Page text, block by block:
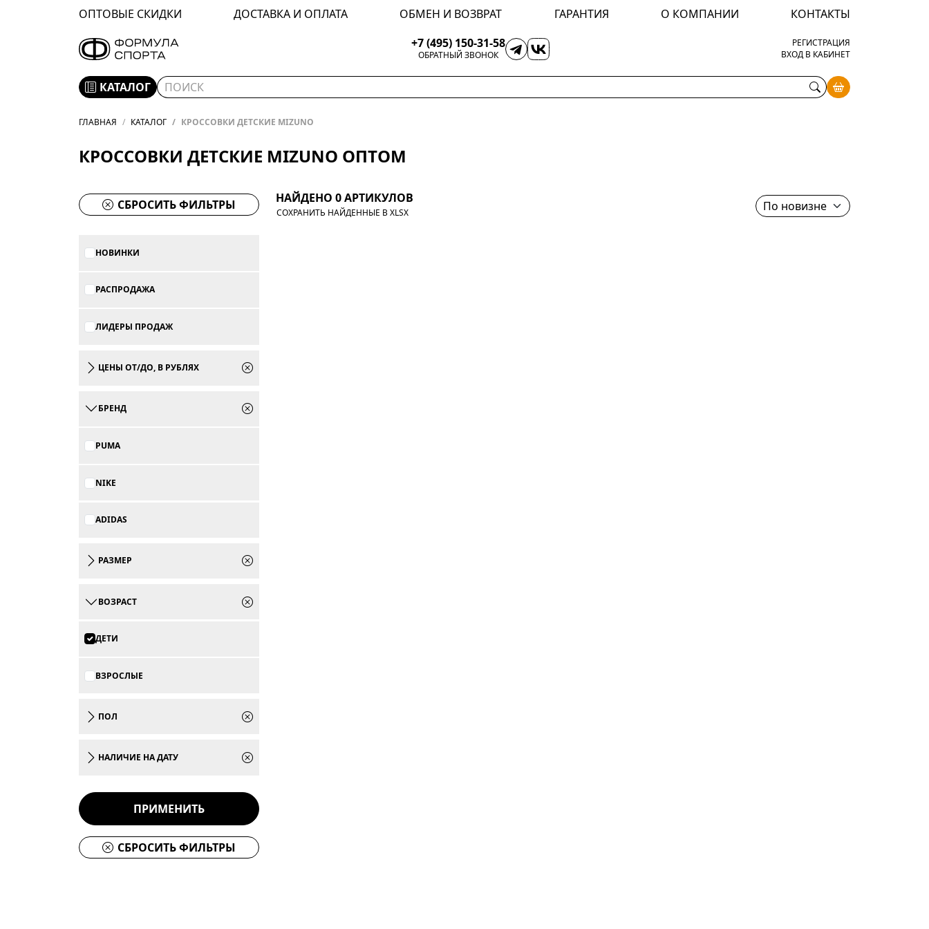
ОПТОВЫЕ СКИДКИ ДОСТАВКА И ОПЛАТА ОБМЕН И ВОЗВРАТ ГАРАНТИЯ О КОМПАНИИ
КОНТАКТЫ
+7 (495) 150-31-58
ОБРАТНЫЙ ЗВОНОК
РЕГИСТРАЦИЯ
ВХОД В КАБИНЕТ
КАТАЛОГ
ГЛАВНАЯ КАТАЛОГ КРОССОВКИ ДЕТСКИЕ MIZUNO
КРОССОВКИ ДЕТСКИЕ MIZUNO ОПТОМ
СБРОСИТЬ ФИЛЬТРЫ
НОВИНКИ
РАСПРОДАЖА
ЛИДЕРЫ ПРОДАЖ
ЦЕНЫ ОТ/ДО, В РУБЛЯХ
БРЕНД
PUMA
NIKE
ADIDAS
РАЗМЕР
ВОЗРАСТ
ДЕТИ
ВЗРОСЛЫЕ
ПОЛ
НАЛИЧИЕ НА ДАТУ
ПРИМЕНИТЬ
СБРОСИТЬ ФИЛЬТРЫ
НАЙДЕНО 0 АРТИКУЛОВ
СОХРАНИТЬ НАЙДЕННЫЕ В XLSX